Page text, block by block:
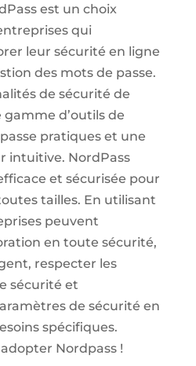
est un choix
qui
leur sécurité en ligne
des mots de passe.
de sécurité de
d’outils de
pratiques et une
intuitive. NordPass
et sécurisée pour
tailles. En utilisant
peuvent
en toute sécurité,
respecter les
sécurité et
de sécurité en
spécifiques.
Nordpass !